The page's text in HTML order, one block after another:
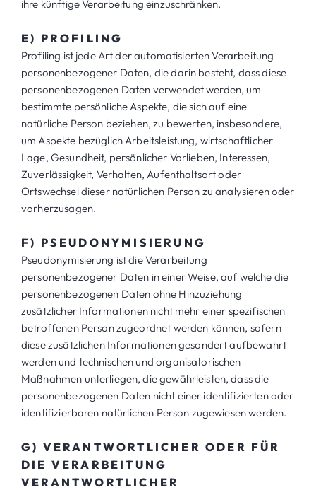
ihre künftige Verarbeitung einzuschränken.
E) PROFILING
Profiling ist jede Art der automatisierten Verarbeitung
personenbezogener Daten, die darin besteht, dass diese
personenbezogenen Daten verwendet werden, um
bestimmte persönliche Aspekte, die sich auf eine
natürliche Person beziehen, zu bewerten, insbesondere,
um Aspekte bezüglich Arbeitsleistung, wirtschaftlicher
Lage, Gesundheit, persönlicher Vorlieben, Interessen,
Zuverlässigkeit, Verhalten, Aufenthaltsort oder
Ortswechsel dieser natürlichen Person zu analysieren oder
vorherzusagen.
F) PSEUDONYMISIERUNG
Pseudonymisierung ist die Verarbeitung
personenbezogener Daten in einer Weise, auf welche die
personenbezogenen Daten ohne Hinzuziehung
zusätzlicher Informationen nicht mehr einer spezifischen
betroffenen Person zugeordnet werden können, sofern
diese zusätzlichen Informationen gesondert aufbewahrt
werden und technischen und organisatorischen
Maßnahmen unterliegen, die gewährleisten, dass die
personenbezogenen Daten nicht einer identifizierten oder
identifizierbaren natürlichen Person zugewiesen werden.
G) VERANTWORTLICHER ODER FÜR
DIE VERARBEITUNG
VERANTWORTLICHER